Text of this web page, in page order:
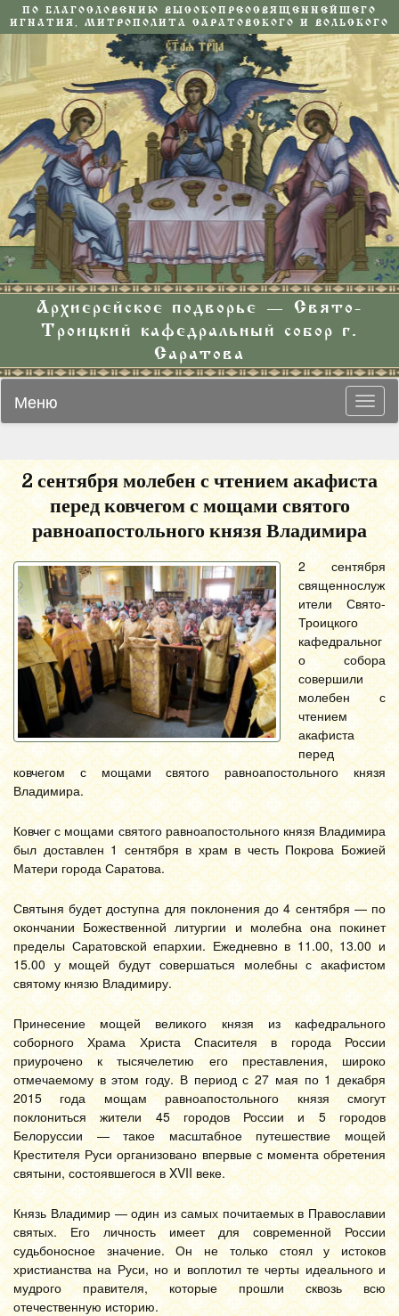
ПО БЛАГОСЛОВЕНИЮ ВЫСОКОПРЕОСВЯЩЕННЕЙШЕГО
ИГНАТИЯ, МИТРОПОЛИТА САРАТОВСКОГО И ВОЛЬСКОГО
Архиерейское подворье — Свято-
Троицкий кафедральный собор г.
Саратова
Меню
2 сентября молебен с чтением акафиста
перед ковчегом с мощами святого
равноапостольного князя Владимира
2 сентября
священнослуж
ители Свято-
Троицкого
кафедральног
о собора
совершили
молебен с
чтением
акафиста
перед
ковчегом с мощами святого равноапостольного князя
Владимира.
Ковчег с мощами святого равноапостольного князя Владимира
был доставлен 1 сентября в храм в честь Покрова Божией
Матери города Саратова.
Святыня будет доступна для поклонения до 4 сентября — по
окончании Божественной литургии и молебна она покинет
пределы Саратовской епархии. Ежедневно в 11.00, 13.00 и
15.00 у мощей будут совершаться молебны с акафистом
святому князю Владимиру.
Принесение мощей великого князя из кафедрального
соборного Храма Христа Спасителя в города России
приурочено к тысячелетию его преставления, широко
отмечаемому в этом году. В период с 27 мая по 1 декабря
2015 года мощам равноапостольного князя смогут
поклониться жители 45 городов России и 5 городов
Белоруссии — такое масштабное путешествие мощей
Крестителя Руси организовано впервые с момента обретения
святыни, состоявшегося в XVII веке.
Князь Владимир — один из самых почитаемых в Православии
святых. Его личность имеет для современной России
судьбоносное значение. Он не только стоял у истоков
христианства на Руси, но и воплотил те черты идеального и
мудрого правителя, которые прошли сквозь всю
отечественную историю.